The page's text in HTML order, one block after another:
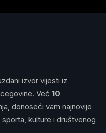
izvor vijesti iz
Već 10
donoseći vam najnovije
kulture i društvenog